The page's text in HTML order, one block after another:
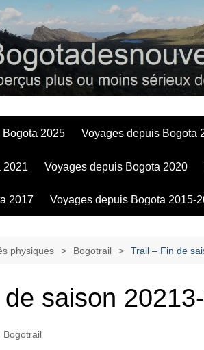
à Bogota
2025 Voyages depuis Bogota
2021 Voyages depuis Bogota 2020
2017 Voyages depuis Bogota 2015-
physiques Bogotrail Trail – Fin de
saison
Bogotrail